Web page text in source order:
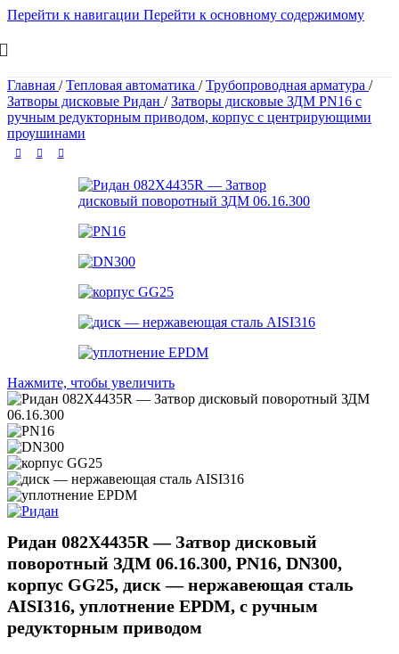
Перейти к навигации Перейти к основному содержимому
Главная / Тепловая автоматика / Трубопроводная арматура /
Затворы дисковые Ридан / Затворы дисковые ЗДМ PN16 с
ручным редукторным приводом, корпус с центрирующими
проушинами
Нажмите, чтобы увеличить
Ридан 082X4435R — Затвор дисковый
поворотный ЗДМ 06.16.300, PN16, DN300,
корпус GG25, диск — нержавеющая сталь
AISI316, уплотнение EPDM, с ручным
редукторным приводом